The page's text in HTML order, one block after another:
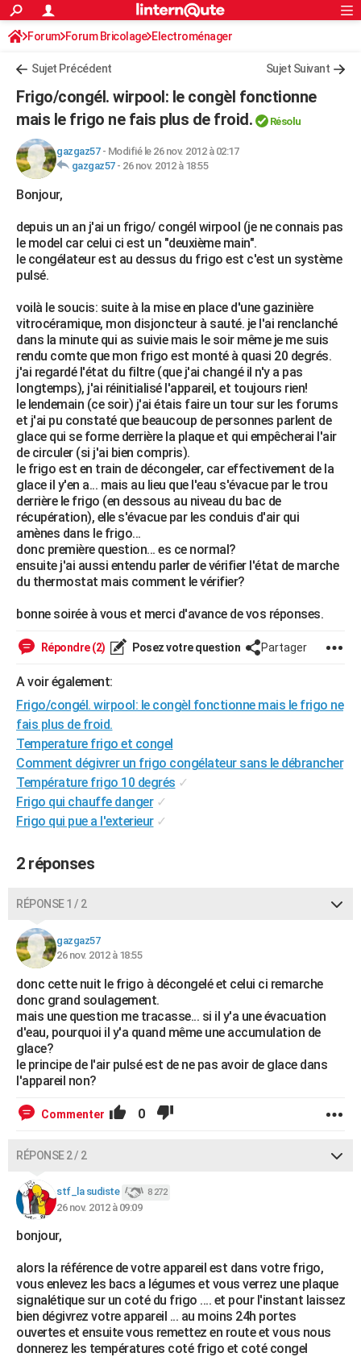
ACTUALITÉS
Politique
Société
Faits Divers
Education
Monde
Villes
+
Programme TV
Streaming
Cinéma
Sorties cinéma
Musique
FINANCE
Retraite
Impôts
Epargne
Immobilier
Risques naturels par ville
Banque
Assurance
Crédit
AUTO
Essais
Réserver un essai
Citadines
Berlines
SUV
Forum auto
HIGH-TECH
Forum
Aménagement intérieur
Extérieur
Cuisine
Salle de bains
Jardinage
Rangement
WEEK-END
Guides de France
Escapades
Patrimoine
Expositions
Musées
Week-end nature
LIFESTYLE
Art de vivre
Bien-être
Loisirs
Mode
Modes de vie
SANTE
Alimentation
Guide de la santé
Maladies
Médicaments
Sommeil
VOYAGE
Destinations
City break
Voyage nature
Voyage de noces
Forum
Climat
+PHOTO
GUIDES D'ACHAT
BONS PLANS
CARTE DE VOEUX
Carte de Noël
Carte Bonne année
Carte Saint-Valentin
Carte Pâques
Carte d'anniversaire
DICTIONNAIRE
Dictionnaire
Biographies
Citations
Expressions
Proverbes
PROGRAMME TV
COPAINS D'AVANT
AVIS DE DÉCÈS
FORUM
S'inscrire
Connexion
Forum Forum Bricolage Electroménager
Sujet Précédent Sujet Suivant
Frigo/congél. wirpool: le congèl fonctionne
mais le frigo ne fais plus de froid.
Résolu
gazgaz57- Modifié le 26 nov. 2012 à 02:17
gazgaz57- 26 nov. 2012 à 18:55
Bonjour,
depuis un an j'ai un frigo/ congél wirpool (je ne connais pas
le model car celui ci est un "deuxième main".
le congélateur est au dessus du frigo est c'est un système
pulsé.
voilà le soucis: suite à la mise en place d'une gazinière
vitrocéramique, mon disjoncteur à sauté. je l'ai renclanché
dans la minute qui as suivie mais le soir même je me suis
rendu comte que mon frigo est monté à quasi 20 degrés.
j'ai regardé l'état du filtre (que j'ai changé il n'y a pas
longtemps), j'ai réinitialisé l'appareil, et toujours rien!
le lendemain (ce soir) j'ai étais faire un tour sur les forums
et j'ai pu constaté que beaucoup de personnes parlent de
glace qui se forme derrière la plaque et qui empêcherai l'air
de circuler (si j'ai bien compris).
le frigo est en train de décongeler, car effectivement de la
glace il y'en a... mais au lieu que l'eau s'évacue par le trou
derrière le frigo (en dessous au niveau du bac de
récupération), elle s'évacue par les conduis d'air qui
amènes dans le frigo...
donc première question... es ce normal?
ensuite j'ai aussi entendu parler de vérifier l'état de marche
du thermostat mais comment le vérifier?
bonne soirée à vous et merci d'avance de vos réponses.
Répondre (2) Posez votre question Partager
A voir également:
Frigo/congél. wirpool: le congèl fonctionne mais le frigo ne
fais plus de froid.
Temperature frigo et congel
Comment dégivrer un frigo congélateur sans le débrancher
Température frigo 10 degrés ✓
Frigo qui chauffe danger ✓
Frigo qui pue a l'exterieur ✓
2 réponses
RÉPONSE 1 / 2
gazgaz57
26 nov. 2012 à 18:55
donc cette nuit le frigo à décongelé et celui ci remarche
donc grand soulagement.
mais une question me tracasse... si il y'a une évacuation
d'eau, pourquoi il y'a quand même une accumulation de
glace?
le principe de l'air pulsé est de ne pas avoir de glace dans
l'appareil non?
Commenter 0
RÉPONSE 2 / 2
stf_la sudiste 8 272
26 nov. 2012 à 09:09
bonjour,
alors la référence de votre appareil est dans votre frigo,
vous enlevez les bacs a légumes et vous verrez une plaque
signalétique sur un coté du frigo .... et pour l'instant laissez
bien dégivrez votre appareil ... au moins 24h portes
ouvertes et ensuite vous remettez en route et vous nous
donnerez les températures coté frigo et coté congel